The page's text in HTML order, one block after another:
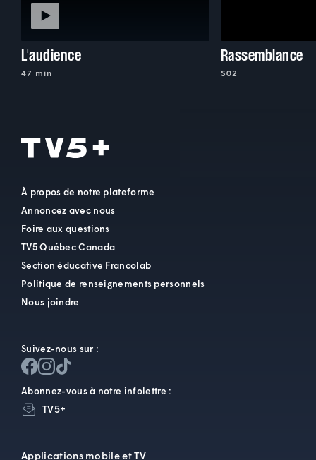
L'audience
47 min
Rassemblance
S02
À propos de notre plateforme
Annoncez avec nous
Foire aux questions
TV5 Québec Canada
Section éducative Francolab
Politique de renseignements personnels
Nous joindre
Suivez-nous sur :
Abonnez-vous à notre infolettre :
TV5+
Applications mobile et TV